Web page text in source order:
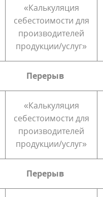
«Калькуляция
себестоимости для
производителей
продукции/услуг»
Перерыв
«Калькуляция
себестоимости для
производителей
продукции/услуг»
Перерыв